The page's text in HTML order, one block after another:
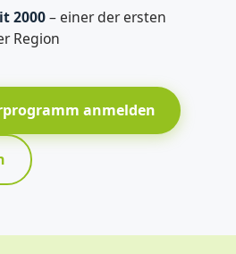
2000– einer der ersten
Region
anmelden